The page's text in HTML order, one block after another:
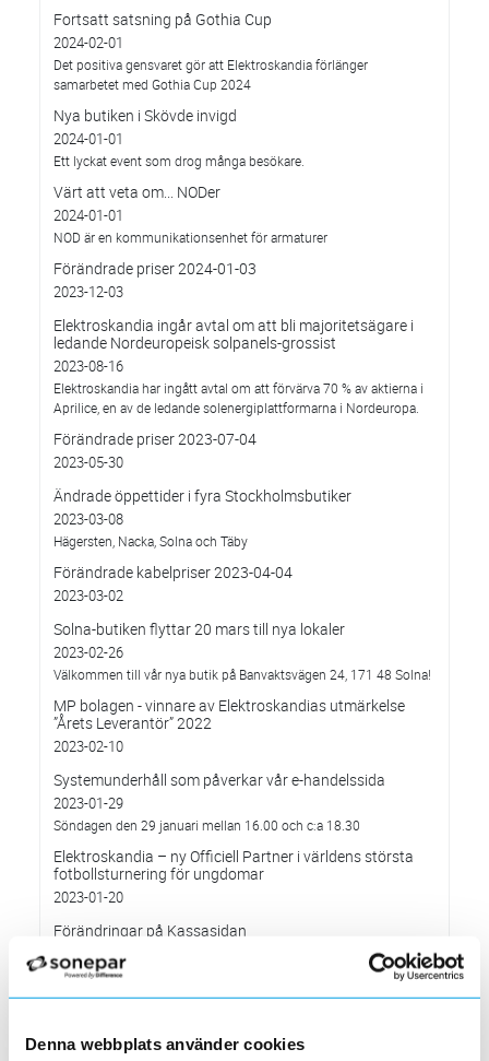
Denna webbplats använder cookies
Fortsatt satsning på Gothia Cup
2024-02-01
Det positiva gensvaret gör att Elektroskandia förlänger
samarbetet med Gothia Cup 2024
Nya butiken i Skövde invigd
2024-01-01
Ett lyckat event som drog många besökare.
Värt att veta om... NODer
2024-01-01
NOD är en kommunikationsenhet för armaturer
Förändrade priser 2024-01-03
2023-12-03
Elektroskandia ingår avtal om att bli majoritetsägare i
ledande Nordeuropeisk solpanels-grossist
2023-08-16
Elektroskandia har ingått avtal om att förvärva 70 % av aktierna i
Aprilice, en av de ledande solenergiplattformarna i Nordeuropa.
Förändrade priser 2023-07-04
2023-05-30
Ändrade öppettider i fyra Stockholmsbutiker
2023-03-08
Hägersten, Nacka, Solna och Täby
Förändrade kabelpriser 2023-04-04
2023-03-02
Solna-butiken flyttar 20 mars till nya lokaler
2023-02-26
Välkommen till vår nya butik på Banvaktsvägen 24, 171 48 Solna!
MP bolagen - vinnare av Elektroskandias utmärkelse
”Årets Leverantör” 2022
2023-02-10
Systemunderhåll som påverkar vår e-handelssida
2023-01-29
Söndagen den 29 januari mellan 16.00 och c:a 18.30
Elektroskandia – ny Officiell Partner i världens största
fotbollsturnering för ungdomar
2023-01-20
Förändringar på Kassasidan
2023-01-10
Elektroskandia Täby flyttar den 31 oktober